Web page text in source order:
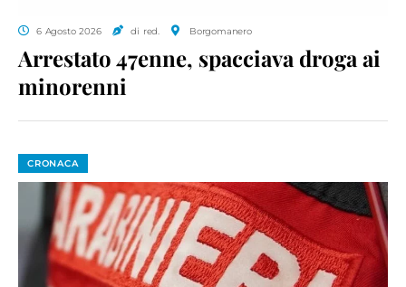
6 Agosto 2026 di red. Borgomanero
Arrestato 47enne, spacciava droga ai
minorenni
CRONACA